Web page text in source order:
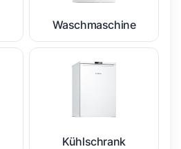
Waschmaschine
Kühlschrank